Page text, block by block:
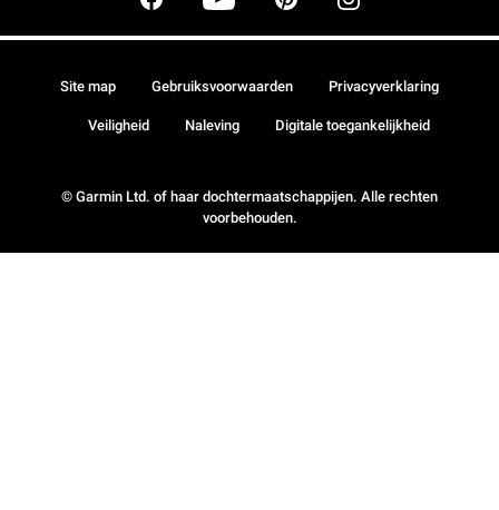
© Garmin Ltd. of haar dochtermaatschappijen. Alle rechten
voorbehouden.
Site map Gebruiksvoorwaarden Privacyverklaring
Veiligheid Naleving Digitale toegankelijkheid